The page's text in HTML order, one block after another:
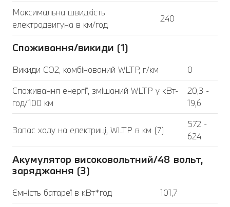
Максимальна швидкість
електродвигуна в км/год
240
Споживання/викиди (1)
Викиди CO2, комбінований WLTP, г/км
0
Споживання енергії, змішаний WLTP у кВт-
год/100 км
20,3 -
19,6
Запас ходу на електриці, WLTP в км (7)
572 -
624
Акумулятор високовольтний/48 вольт,
заряджання (3)
Ємність батареї в кВт*год
101,7